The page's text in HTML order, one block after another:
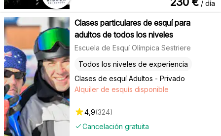
/ día
Clases particulares de esquí para
adultos de todos los niveles
Escuela de Esquí Olímpica Sestriere
Clases de esquí Adultos - Privado
Todos los niveles de experiencia
Cancelación gratuita
Alquiler de esquís disponible
4,9(324)